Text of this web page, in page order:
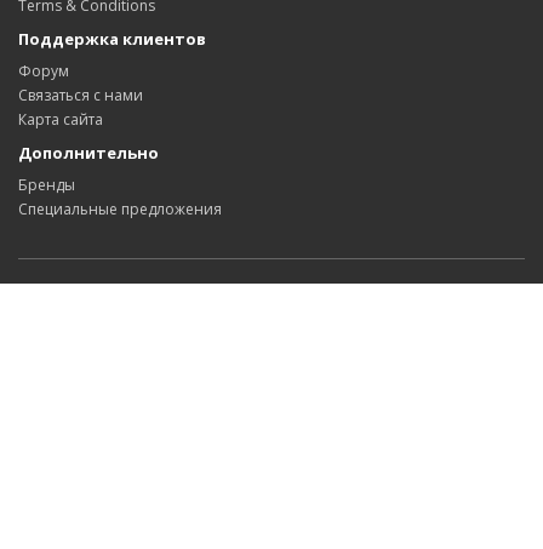
Terms & Conditions
Поддержка клиентов
Форум
Связаться с нами
Карта сайта
Дополнительно
Бренды
Специальные предложения